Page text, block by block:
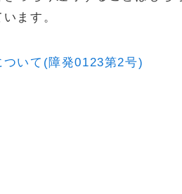
ます。
いて(障発0123第2号)